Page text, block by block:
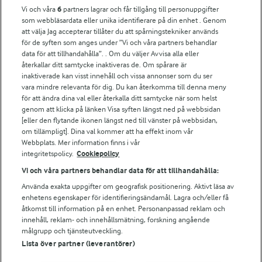
För ägare
Arlas kundportal
Arla.com
Falbygdens Ost
Arla webbshop
Bildbank
Följ oss
© 2026 Arla Foods
Vi och våra6 partners lagrar och får tillgång till personuppgifter
som webbläsardata eller unika identifierare på din enhet . Genom
att välja Jag accepterar tillåter du att spårningstekniker används
för de syften som anges under ”Vi och våra partners behandlar
data för att tillhandahålla”. . Om du väljer Avvisa alla eller
återkallar ditt samtycke inaktiveras de. Om spårare är
inaktiverade kan visst innehåll och vissa annonser som du ser
vara mindre relevanta för dig. Du kan återkomma till denna meny
för att ändra dina val eller återkalla ditt samtycke när som helst
genom att klicka på länken Visa syften längst ned på webbsidan
[eller den flytande ikonen längst ned till vänster på webbsidan,
om tillämpligt]. Dina val kommer att ha effekt inom vår
Webbplats. Mer information finns i vår
integritetspolicy. Cookiepolicy
Vi och våra partners behandlar data för att tillhandahålla:
Använda exakta uppgifter om geografisk positionering. Aktivt läsa av
enhetens egenskaper för identifieringsändamål. Lagra och/eller få
åtkomst till information på en enhet. Personanpassad reklam och
innehåll, reklam- och innehållsmätning, forskning angående
målgrupp och tjänsteutveckling.
Lista över partner (leverantörer)